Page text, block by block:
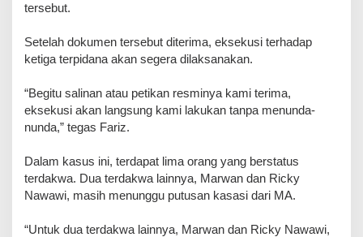
tersebut.
Setelah dokumen tersebut diterima, eksekusi terhadap
ketiga terpidana akan segera dilaksanakan.
“Begitu salinan atau petikan resminya kami terima,
eksekusi akan langsung kami lakukan tanpa menunda-
nunda,” tegas Fariz.
Dalam kasus ini, terdapat lima orang yang berstatus
terdakwa. Dua terdakwa lainnya, Marwan dan Ricky
Nawawi, masih menunggu putusan kasasi dari MA.
“Untuk dua terdakwa lainnya, Marwan dan Ricky Nawawi,